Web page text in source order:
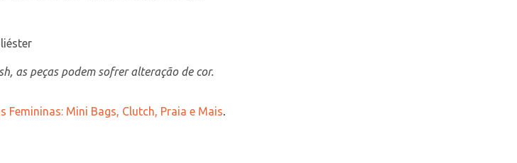
as peças podem sofrer alteração de cor.
Femininas: Mini Bags, Clutch, Praia e Mais.